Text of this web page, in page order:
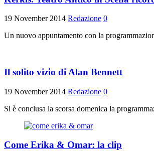
19 November 2014 Redazione 0
Un nuovo appuntamento con la
Il solito vizio di Alan Bennett
19 November 2014 Redazione 0
Si è conclusa la scorsa domenica la
Come Erika & Omar: la clip